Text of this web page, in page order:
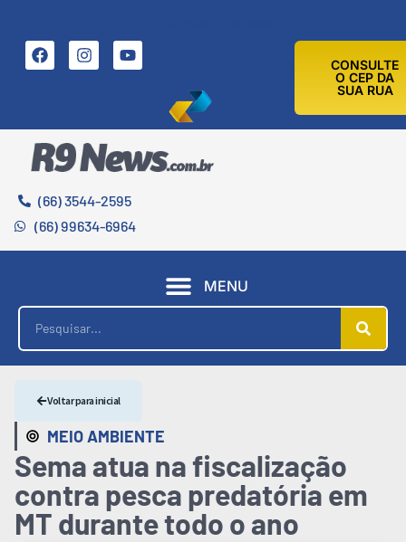
CONSULTE
O CEP DA
SUA RUA
(66) 3544-2595
(66) 99634-6964
MENU
MEIO AMBIENTE
Voltar para inicial
Sema atua na fiscalização
contra pesca predatória em
MT durante todo o ano